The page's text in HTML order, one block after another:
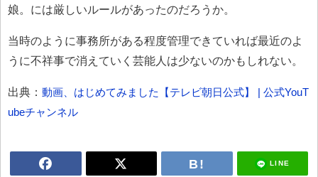
娘。には厳しいルールがあったのだろうか。
当時のように事務所がある程度管理できていれば最近のよ
うに不祥事で消えていく芸能人は少ないのかもしれない。
出典： 動画、はじめてみました【テレビ朝日公式】 | 公式YouT
ubeチャンネル
LINE